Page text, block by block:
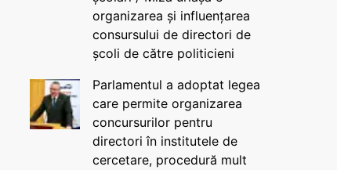
organizarea și influențarea
consursului de directori de
școli de către politicieni
Parlamentul a adoptat legea
care permite organizarea
concursurilor pentru
directori în institutele de
cercetare, procedură mult